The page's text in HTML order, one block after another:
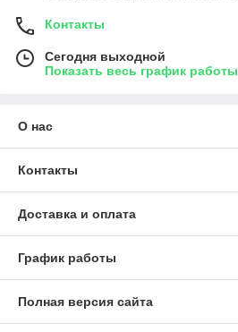
Контакты
Сегодня выходной
Показать весь график работы
О нас
Контакты
Доставка и оплата
График работы
Полная версия сайта